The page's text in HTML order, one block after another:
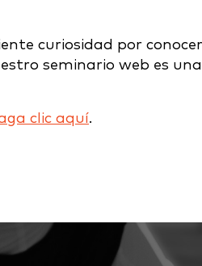
curiosidad por conocer
seminario web es una
clic aquí.